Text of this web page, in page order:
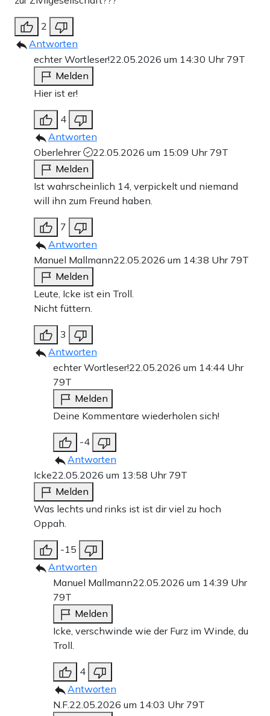
2
Antworten
echter Wortleser!22.05.2026 um 14:30 Uhr 79T
Melden
Hier ist er!
4
Antworten
Oberlehrer
22.05.2026 um 15:09 Uhr 79T
Melden
Ist wahrscheinlich 14, verpickelt und niemand
will ihn zum Freund haben.
7
Antworten
Manuel Mallmann22.05.2026 um 14:38 Uhr 79T
Melden
Leute, Icke ist ein Troll.
Nicht füttern.
3
Antworten
echter Wortleser!22.05.2026 um 14:44 Uhr
79T
Melden
Deine Kommentare wiederholen sich!
-4
Antworten
Icke22.05.2026 um 13:58 Uhr 79T
Melden
Was lechts und rinks ist ist dir viel zu hoch
Oppah.
-15
Antworten
Manuel Mallmann22.05.2026 um 14:39 Uhr
79T
Melden
Icke, verschwinde wie der Furz im Winde, du
Troll.
4
Antworten
N.F. 22.05.2026 um 14:03 Uhr 79T